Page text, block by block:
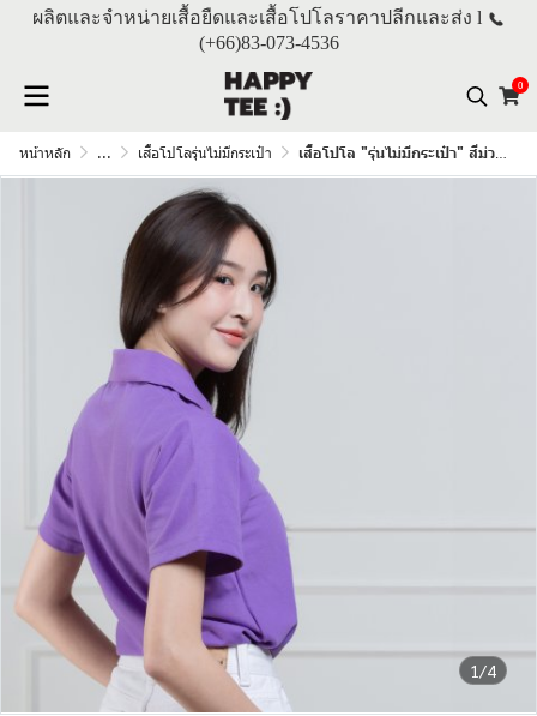
ผลิตและจำหน่ายเสื้อยืดและเสื้อโปโลราคาปลีกและส่ง l
(+66)83-073-4536
0
หน้าหลัก ... เสื้อโปโลรุ่นไม่มีกระเป๋า เสื้อโปโล "รุ่นไม่มีกระเป๋า" สีม่วงองุ่น
1/4